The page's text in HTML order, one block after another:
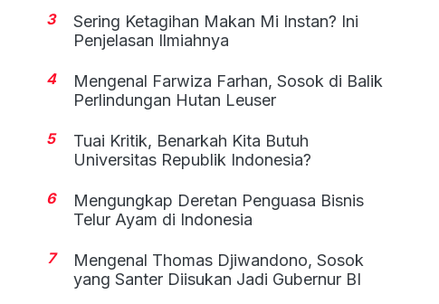
3
Sering Ketagihan Makan Mi Instan? Ini
Penjelasan Ilmiahnya
4
Mengenal Farwiza Farhan, Sosok di Balik
Perlindungan Hutan Leuser
5
Tuai Kritik, Benarkah Kita Butuh
Universitas Republik Indonesia?
6
Mengungkap Deretan Penguasa Bisnis
Telur Ayam di Indonesia
7
Mengenal Thomas Djiwandono, Sosok
yang Santer Diisukan Jadi Gubernur BI